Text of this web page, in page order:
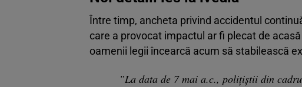
Între timp, ancheta privind accidentul
care a provocat impactul ar fi plecat de
oamenii legii încearcă acum să stabilească
”La data de 7 mai a.c., polițiștii din